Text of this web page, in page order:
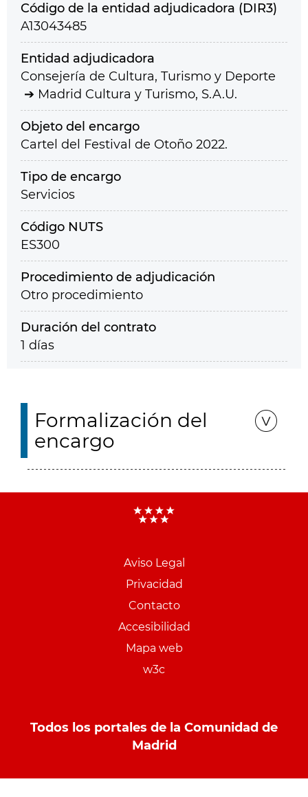
Código de la entidad adjudicadora (DIR3)
A13043485
Entidad adjudicadora
Consejería de Cultura, Turismo y Deporte
Madrid Cultura y Turismo, S.A.U.
Objeto del encargo
Cartel del Festival de Otoño 2022.
Tipo de encargo
Servicios
Código NUTS
ES300
Procedimiento de adjudicación
Otro procedimiento
Duración del contrato
1 días
Formalización del
encargo
Aviso Legal
Privacidad
Contacto
Accesibilidad
Mapa web
w3c
Todos los portales de la Comunidad de
Madrid